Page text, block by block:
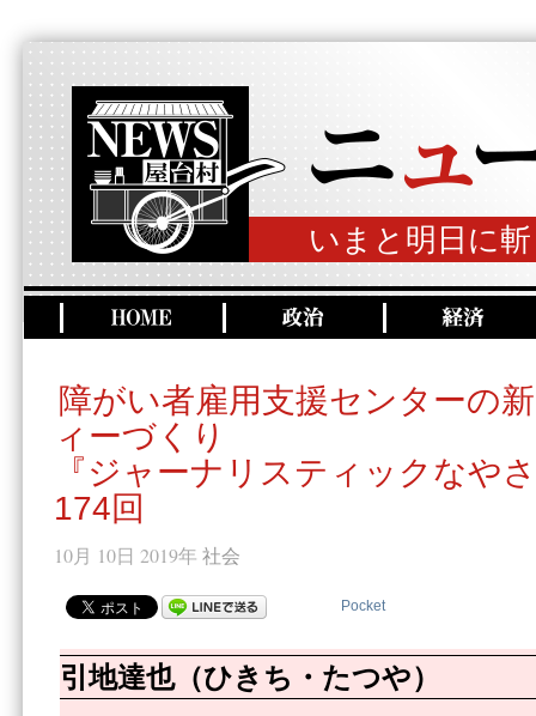
いまと明日に
障がい者雇用支援センターの
ィーづくり
『ジャーナリスティックなや
174回
10月 10日 2019年 社会
Pocket
引地達也（ひきち・たつや）